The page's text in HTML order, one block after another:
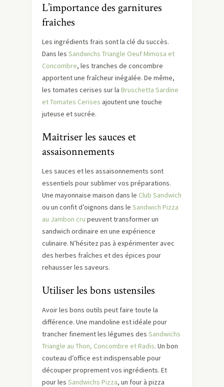
L’importance des garnitures
fraîches
Les ingrédients frais sont la clé du succès.
Dans les Sandwichs Triangle Oeuf Mimosa et
Concombre, les tranches de concombre
apportent une fraîcheur inégalée. De même,
les tomates cerises sur la Bruschetta Sardine
et Tomates Cerises ajoutent une touche
juteuse et sucrée.
Maîtriser les sauces et
assaisonnements
Les sauces et les assaisonnements sont
essentiels pour sublimer vos préparations.
Une mayonnaise maison dans le Club Sandwich
ou un confit d’oignons dans le Sandwich Pizza
au Jambon cru peuvent transformer un
sandwich ordinaire en une expérience
culinaire. N’hésitez pas à expérimenter avec
des herbes fraîches et des épices pour
rehausser les saveurs.
Utiliser les bons ustensiles
Avoir les bons outils peut faire toute la
différence. Une mandoline est idéale pour
trancher finement les légumes des Sandwichs
Triangle au Thon, Concombre et Radis. Un bon
couteau d’office est indispensable pour
découper proprement vos ingrédients. Et
pour les Sandwichs Pizza, un four à pizza